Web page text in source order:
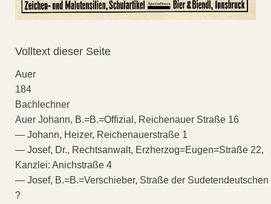
Volltext dieser Seite
Auer
184
Bachlechner
Auer Johann, B.=B.=Offizial, Reichenauer Straße 16
— Johann, Heizer, Reichenauerstraße 1
— Josef, Dr., Rechtsanwalt, Erzherzog=Eugen=Straße 22,
Kanzlei: Anichstraße 4
— Josef, B.=B.=Verschieber, Straße der Sudetendeutschen
?